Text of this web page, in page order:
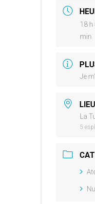
18 h
min
Je
LIEU
La
5